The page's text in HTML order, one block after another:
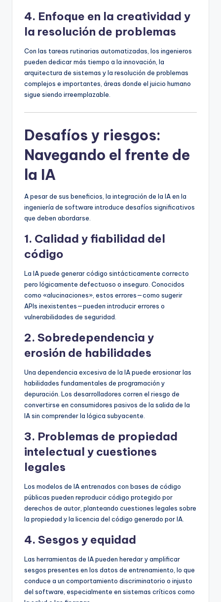
4. Enfoque en la creatividad y
la resolución de problemas
Con las tareas rutinarias automatizadas, los ingenieros
pueden dedicar más tiempo a la innovación, la
arquitectura de sistemas y la resolución de problemas
complejos e importantes, áreas donde el juicio humano
sigue siendo irreemplazable.
Desafíos y riesgos:
Navegando el frente de
la IA
A pesar de sus beneficios, la integración de la IA en la
ingeniería de software introduce desafíos significativos
que deben abordarse.
1. Calidad y fiabilidad del
código
La IA puede generar código sintácticamente correcto
pero lógicamente defectuoso o inseguro. Conocidos
como «alucinaciones», estos errores—como sugerir
APIs inexistentes—pueden introducir errores o
vulnerabilidades de seguridad.
2. Sobredependencia y
erosión de habilidades
Una dependencia excesiva de la IA puede erosionar las
habilidades fundamentales de programación y
depuración. Los desarrolladores corren el riesgo de
convertirse en consumidores pasivos de la salida de la
IA sin comprender la lógica subyacente.
3. Problemas de propiedad
intelectual y cuestiones
legales
Los modelos de IA entrenados con bases de código
públicas pueden reproducir código protegido por
derechos de autor, planteando cuestiones legales sobre
la propiedad y la licencia del código generado por IA.
4. Sesgos y equidad
Las herramientas de IA pueden heredar y amplificar
sesgos presentes en los datos de entrenamiento, lo que
conduce a un comportamiento discriminatorio o injusto
del software, especialmente en sistemas críticos como